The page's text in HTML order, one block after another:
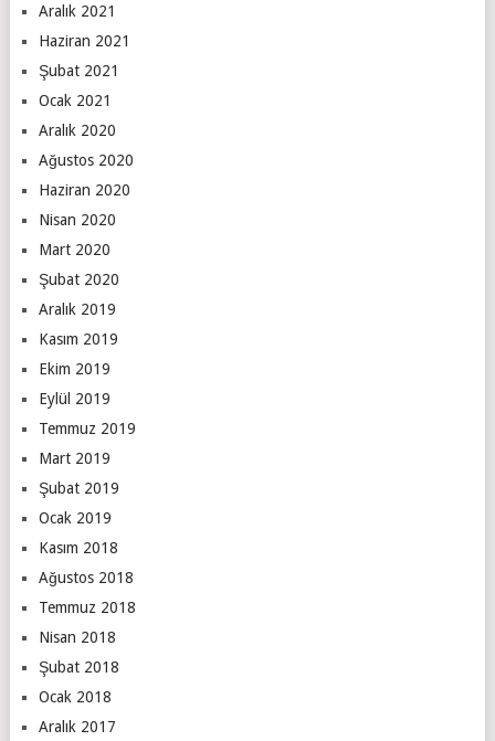
Aralık 2021
Haziran 2021
Şubat 2021
Ocak 2021
Aralık 2020
Ağustos 2020
Haziran 2020
Nisan 2020
Mart 2020
Şubat 2020
Aralık 2019
Kasım 2019
Ekim 2019
Eylül 2019
Temmuz 2019
Mart 2019
Şubat 2019
Ocak 2019
Kasım 2018
Ağustos 2018
Temmuz 2018
Nisan 2018
Şubat 2018
Ocak 2018
Aralık 2017